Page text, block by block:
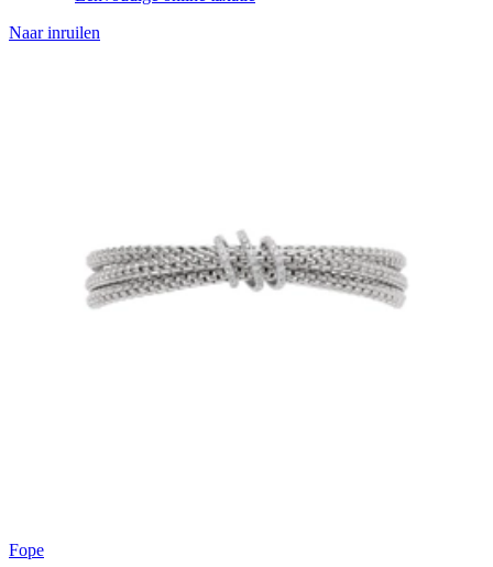
Naar inruilen
Fope